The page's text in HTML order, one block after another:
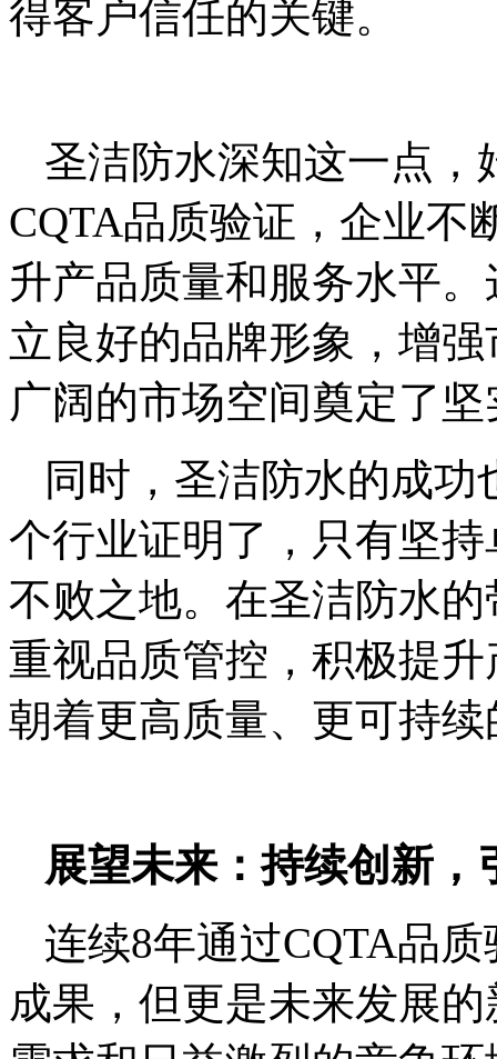
得客户信任的关键。
圣洁防水深知这一点，
CQTA品质验证，企业不
升产品质量和服务水平
立良好的品牌形象，增
广阔的市场空间奠定了
同时，圣洁防水的成
个行业证明了，只有坚
不败之地。在圣洁防水
重视品质管控，积极提
朝着更高质量、更可持
展望未来：持续创新，
连续8年通过CQTA品
成果，但更是未来发展